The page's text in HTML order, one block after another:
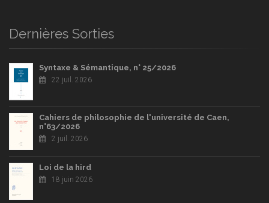
Dernières Sorties
Syntaxe & Sémantique, n° 25/2026
22 juil. 2026
Cahiers de philosophie de l'université de Caen,
n°63/2026
2 juil. 2026
Loi de la hird
18 juin 2026